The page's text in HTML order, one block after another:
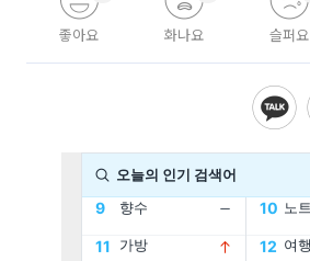
좋아요 화나요 슬퍼요